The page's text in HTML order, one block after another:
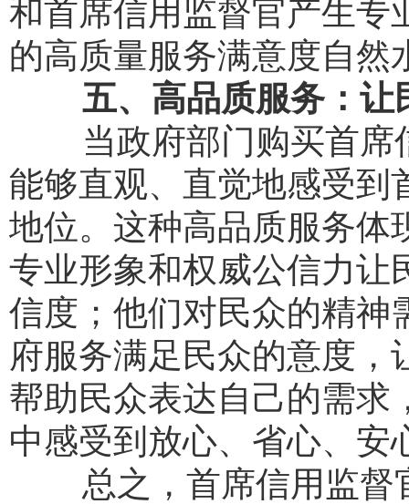
和首席信用监督官产生专
的高质量服务满意度自然
五、高品质服务：让
当政府部门购买首席
能够直观、直觉地感受到
地位。这种高品质服务体
专业形象和权威公信力让
信度；他们对民众的精神
府服务满足民众的意度
帮助民众表达自己的需求
中感受到放心、省心、安
总之，首席信用监督